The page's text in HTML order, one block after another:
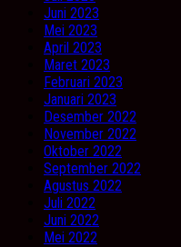
Juni 2023
Mei 2023
April 2023
Maret 2023
Februari 2023
Januari 2023
Desember 2022
November 2022
Oktober 2022
September 2022
Agustus 2022
Juli 2022
Juni 2022
Mei 2022